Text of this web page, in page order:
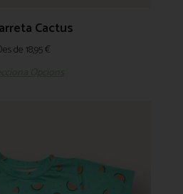
Cactus
de18,95€